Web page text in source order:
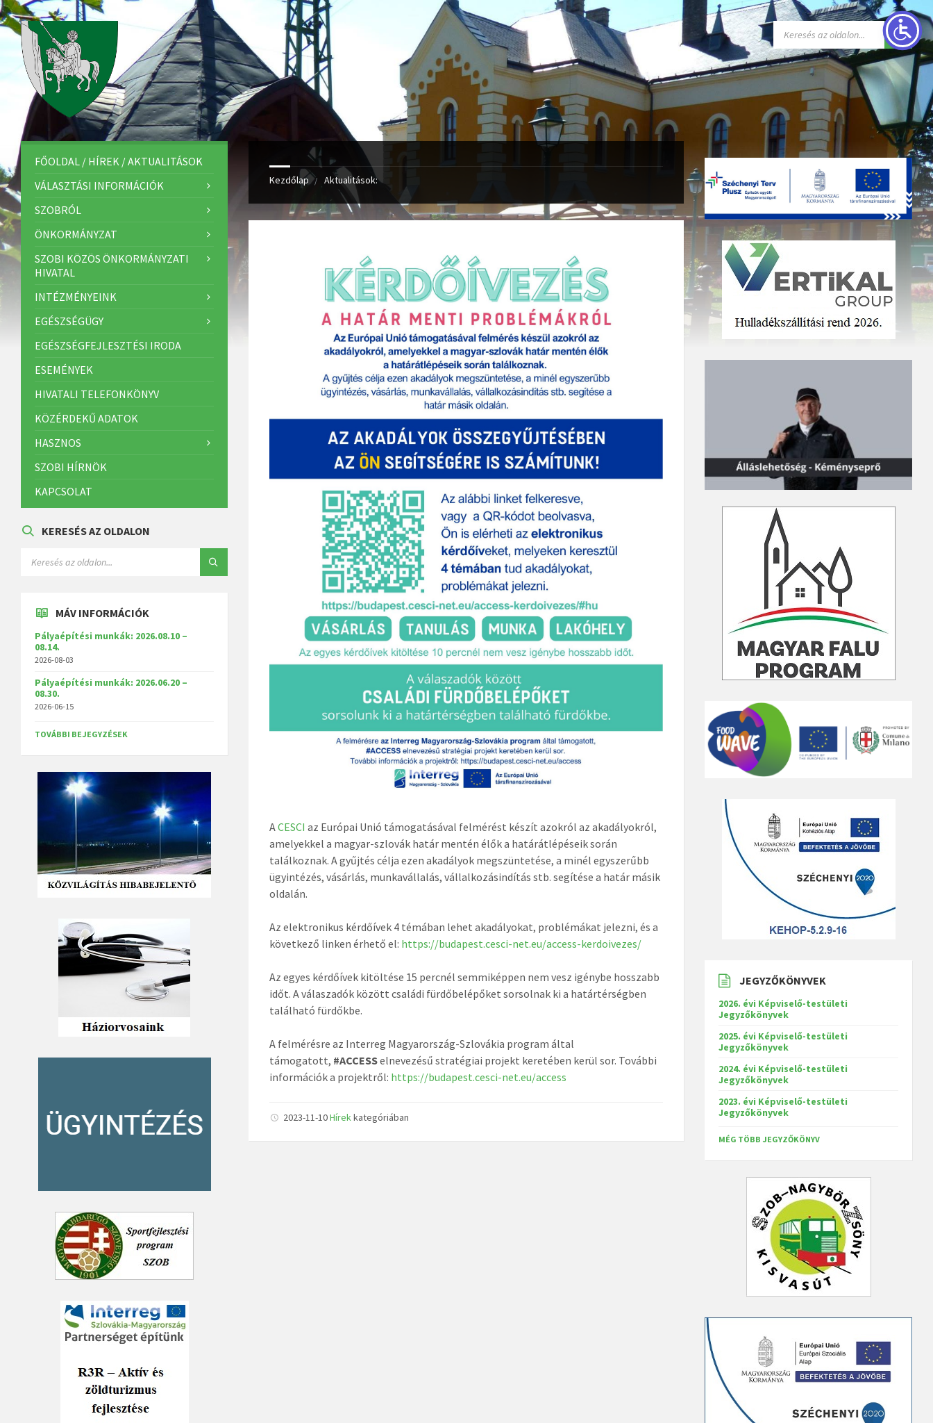
Kezdőlap Aktualitások:
ACESCI az Európai Unió támogatásával felmérést készít azokról az akadályokról,
amelyekkel a magyar-szlovák határ mentén élők a határátlépéseik során
találkoznak. A gyűjtés célja ezen akadályok megszüntetése, a minél egyszerűbb
ügyintézés, vásárlás, munkavállalás, vállalkozásindítás stb. segítése a határ másik
oldalán.
Az elektronikus kérdőívek 4 témában lehet akadályokat, problémákat jelezni, és a
következő linken érhető el: https://budapest.cesci-net.eu/access-kerdoivezes/
Az egyes kérdőívek kitöltése 15 percnél semmiképpen nem vesz igénybe hosszabb
időt. A válaszadók között családi fürdőbelépőket sorsolnak ki a határtérségben
található fürdőkbe.
A felmérésre az Interreg Magyarország-Szlovákia program által
támogatott, #ACCESSelnevezésű stratégiai projekt keretében kerül sor. További
információk a projektről: https://budapest.cesci-net.eu/access
2023-11-10Hírekkategóriában
FŐOLDAL / HÍREK / AKTUALITÁSOK
VÁLASZTÁSI INFORMÁCIÓK
SZOBRÓL
ÖNKORMÁNYZAT
SZOBI KÖZÖS ÖNKORMÁNYZATI
HIVATAL
INTÉZMÉNYEINK
EGÉSZSÉGÜGY
EGÉSZSÉGFEJLESZTÉSI IRODA
ESEMÉNYEK
HIVATALI TELEFONKÖNYV
KÖZÉRDEKŰ ADATOK
HASZNOS
SZOBI HÍRNÖK
KAPCSOLAT
KERESÉS AZ OLDALON
MÁV INFORMÁCIÓK
Pályaépítési munkák: 2026.08.10 –
08.14.
2026-08-03
Pályaépítési munkák: 2026.06.20 –
08.30.
2026-06-15
TOVÁBBI BEJEGYZÉSEK
JEGYZŐKÖNYVEK
2026. évi Képviselő-testületi
Jegyzőkönyvek
2025. évi Képviselő-testületi
Jegyzőkönyvek
2024. évi Képviselő-testületi
Jegyzőkönyvek
2023. évi Képviselő-testületi
Jegyzőkönyvek
MÉG TÖBB JEGYZŐKÖNYV